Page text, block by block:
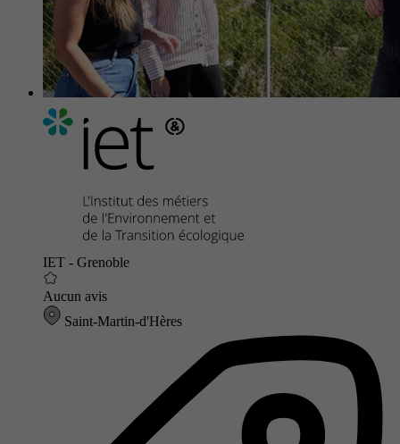
IET - Grenoble
Aucun avis
Saint-Martin-d'Hères